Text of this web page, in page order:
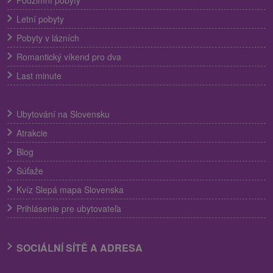
Letní pobyty
Pobyty v lázních
Romantický víkend pro dva
Last minute
Ubytování na Slovensku
Atrakcie
Blog
Súťaže
Kvíz Slepá mapa Slovenska
Prihlásenie pre ubytovateľa
SOCIÁLNÍ SÍTĚ A ADRESA